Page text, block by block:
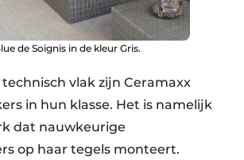
de Soignis in de kleur Gris.
vlak zijn Ceramaxx
in hun klasse. Het is namelijk
dat nauwkeurige
op haar tegels monteert.